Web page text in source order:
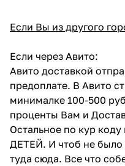
Если Вы из другого
Если через Авито:
Авито доставкой
предоплате. В Авито
минималке 100-500
проценты Вам и
Остальное по кур
ДЕТЕЙ. И чтоб не было
туда сюда. Все что